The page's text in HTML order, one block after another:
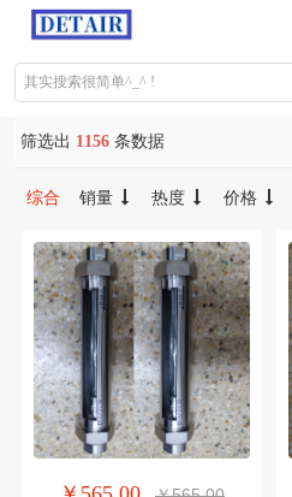
筛选出 1156 条数据
综合 销量 热度 价格